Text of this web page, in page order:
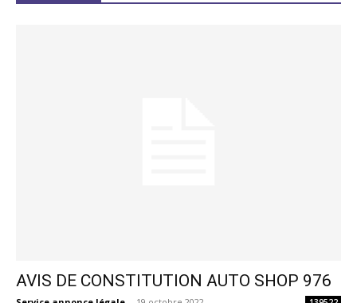
AVIS DE CONSTITUTION AUTO SHOP 976